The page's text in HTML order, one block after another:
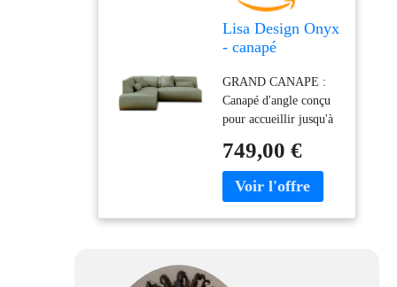
Lisa Design Onyx
- canapé
Gauche 5 Places -
en Tissu
GRAND CANAPE :
Canapé d'angle conçu
pour accueillir jusqu'à
est à gauche lorsque
vous êtes face au
canapé. Dimensions
749,00 €